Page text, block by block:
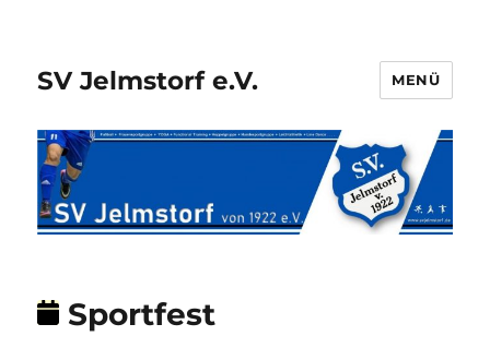
SV Jelmstorf e.V. MENÜ
Sportfest